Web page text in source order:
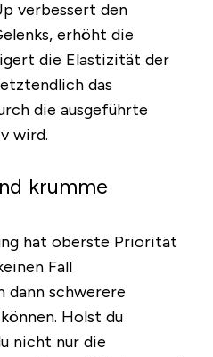
verbessert den
erhöht die
die Elastizität der
das
die ausgeführte
wird.
krumme
hat oberste Priorität
Fall
dann schwerere
Holst du
nicht nur die